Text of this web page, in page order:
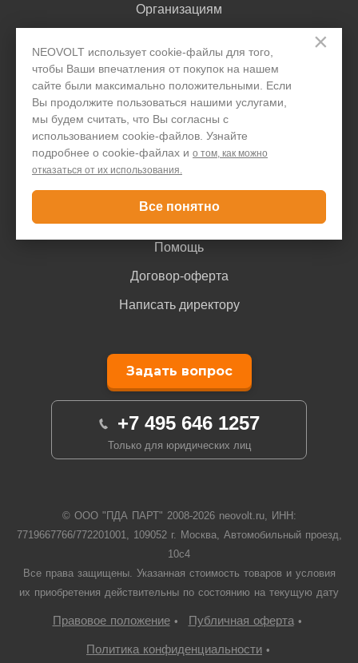
×
NEOVOLT использует cookie-файлы для того,
чтобы Ваши впечатления от покупок на нашем
сайте были максимально положительными. Если
Вы продолжите пользоваться нашими услугами,
мы будем считать, что Вы согласны с
использованием cookie-файлов. Узнайте
подробнее о cookie-файлах и о том, как можно
отказаться от их использования.
Все понятно
Организациям
Блог
Покупателю
Доставка и оплата
Помощь
Договор-оферта
Написать директору
Задать вопрос
+7 495 646 1257
Только для юридических лиц
© ООО "ПДА ПАРТ" 2008-2026neovolt.ru, ИНН:
7719667766/772201001, 109052 г. Москва, Автомобильный проезд,
10с4
Все права защищены. Указанная стоимость товаров и условия
их приобретения действительны по состоянию на текущую дату
Правовое положение• Публичная оферта•
Политика конфиденциальности •